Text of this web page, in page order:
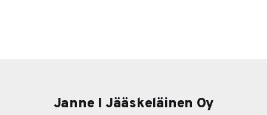
Janne I Jääskeläinen Oy